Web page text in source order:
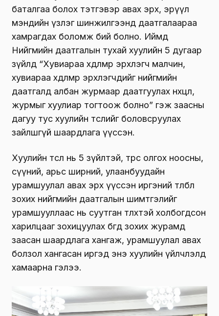
баталгаа болох тэтгэвэр авах эрх, эрүүл
мэндийн үзлэг шинжилгээнд даатгалаараа
хамрагдах боломж бий болно. Иймд
Нийгмийн даатгалын тухай хуулийн 5 дугаар
зүйлд “Хувиараа хөдөлмөр эрхлэгч малчин,
хувиараа хөдөлмөр эрхлэгчдийг нийгмийн
даатгалд албан журмаар даатгуулах нөхцөл,
журмыг хуулиар тогтоож болно” гэж заасны
дагуу тус хуулийн төслийг боловсруулах
зайлшгүй шаардлага үүссэн.
Хуулийн төсөл нь 5 зүйлтэй, төрөөс олгох ноосны,
сүүний, арьс ширний, улаанбуудайн
урамшуулал авах эрх үүссэн иргэний төлбөл
зохих нийгмийн даатгалын шимтгэлийг
урамшууллаас нь суутган төлөхтэй холбогдсон
харилцааг зохицуулах бөгөөд зохих журамд
заасан шаардлага хангаж, урамшуулал авах
болзол хангасан иргэд энэ хуулийн үйлчлэлд
хамаарна гэлээ.